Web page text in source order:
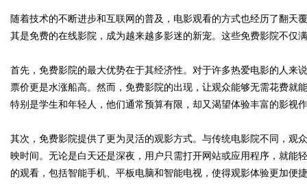
随着技术的不断进步和互联网的普及，电影观看的方式也经历了翻天
其是免费的在线影院，成为越来越多影迷的新宠。这些免费影院不仅
首先，免费影院的最大优势在于其经济性。对于许多热爱电影的人来
票价更是水涨船高。然而，免费影院的出现，让观众能够无需花费就
特别是学生和年轻人，他们通常预算有限，却又渴望体验丰富的影视
其次，免费影院提供了更为灵活的观影方式。与传统电影院不同，观
映时间。无论是白天还是深夜，用户只需打开网站或应用程序，就能
的观看，包括智能手机、平板电脑和智能电视，使得观影体验更加便